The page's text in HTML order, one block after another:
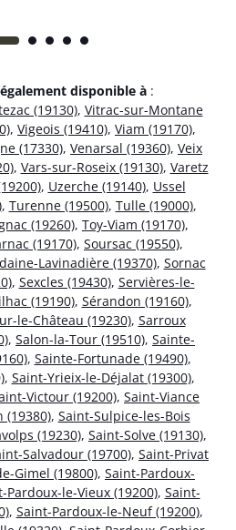
disponible à :
(19130), Vitrac-sur-Montane
, Vigeois (19410), Viam (19170),
(17330), Venarsal (19360), Veix
, Vars-sur-Roseix (19130), Varetz
, Uzerche (19140), Ussel
, Turenne (19500), Tulle (19000),
(19260), Toy-Viam (19170),
(19170), Soursac (19550),
Lavinadière (19370), Sornac
, Sexcles (19430), Servières-le-
(19190), Sérandon (19160),
le-Château (19230), Sarroux
, Salon-la-Tour (19510), Sainte-
, Sainte-Fortunade (19490),
, Saint-Yrieix-le-Déjalat (19300),
Victour (19200), Saint-Viance
(19380), Saint-Sulpice-les-Bois
(19230), Saint-Solve (19130),
Salvadour (19700), Saint-Privat
Gimel (19800), Saint-Pardoux-
Pardoux-le-Vieux (19200), Saint-
, Saint-Pardoux-le-Neuf (19200),